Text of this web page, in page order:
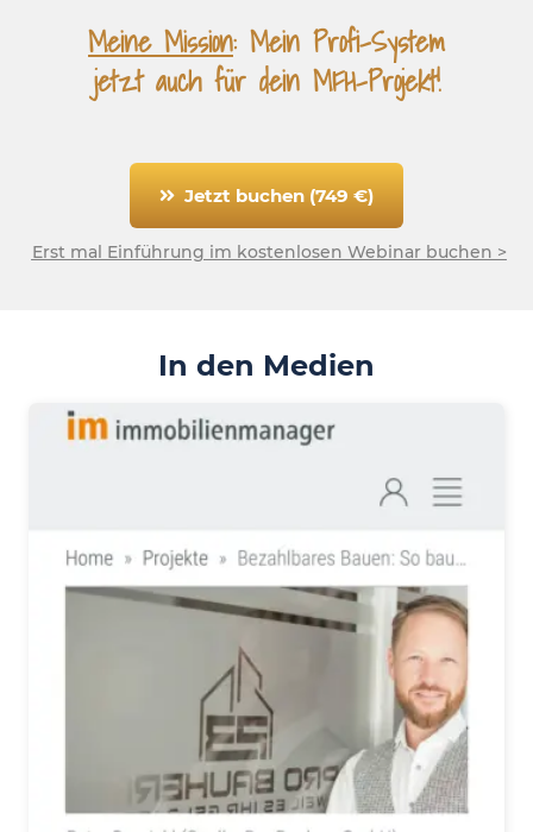
Meine Mission: Mein Profi-System
jetzt auch für dein MFH-Projekt!
Jetzt buchen (749 €)
Erst mal Einführung im kostenlosen Webinar buchen >
In den Medien